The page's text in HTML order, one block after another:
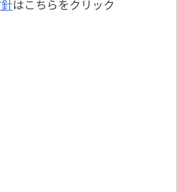
はこちらをクリック